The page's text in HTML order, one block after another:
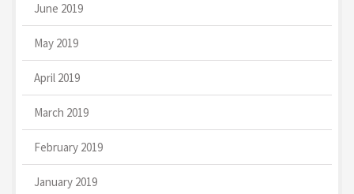
June 2019
May 2019
April 2019
March 2019
February 2019
January 2019